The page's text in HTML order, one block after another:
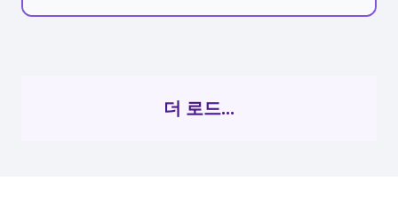
더 로드...